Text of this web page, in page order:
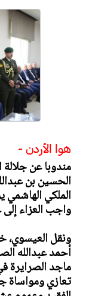
هوا الأردن -
مندوبا عن جلالة
الحسين بن
الملكي
واجب العزاء
ونقل العيسوي،
أحمد عبدالله
ماجد الصرايرة
تعازي ومواساة